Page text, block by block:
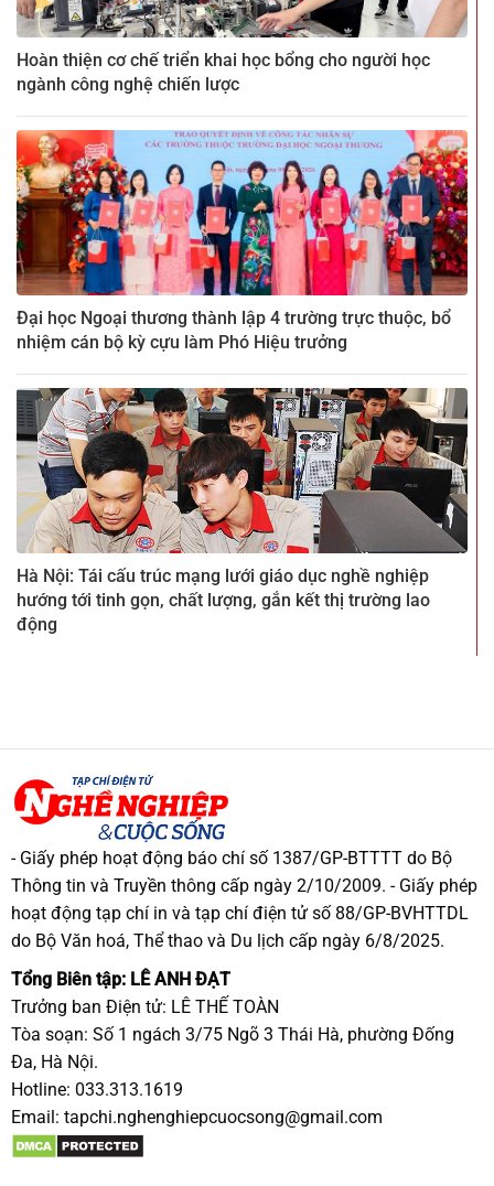
Hoàn thiện cơ chế triển khai học bổng cho người học
ngành công nghệ chiến lược
Đại học Ngoại thương thành lập 4 trường trực thuộc, bổ
nhiệm cán bộ kỳ cựu làm Phó Hiệu trưởng
Hà Nội: Tái cấu trúc mạng lưới giáo dục nghề nghiệp
hướng tới tinh gọn, chất lượng, gắn kết thị trường lao
động
- Giấy phép hoạt động báo chí số 1387/GP-BTTTT do Bộ
Thông tin và Truyền thông cấp ngày 2/10/2009. - Giấy phép
hoạt động tạp chí in và tạp chí điện tử số 88/GP-BVHTTDL
do Bộ Văn hoá, Thể thao và Du lịch cấp ngày 6/8/2025.
Tổng Biên tập: LÊ ANH ĐẠT
Trưởng ban Điện tử: LÊ THẾ TOÀN
Tòa soạn: Số 1 ngách 3/75 Ngõ 3 Thái Hà, phường Đống
Đa, Hà Nội.
Hotline: 033.313.1619
Email: tapchi.nghenghiepcuocsong@gmail.com